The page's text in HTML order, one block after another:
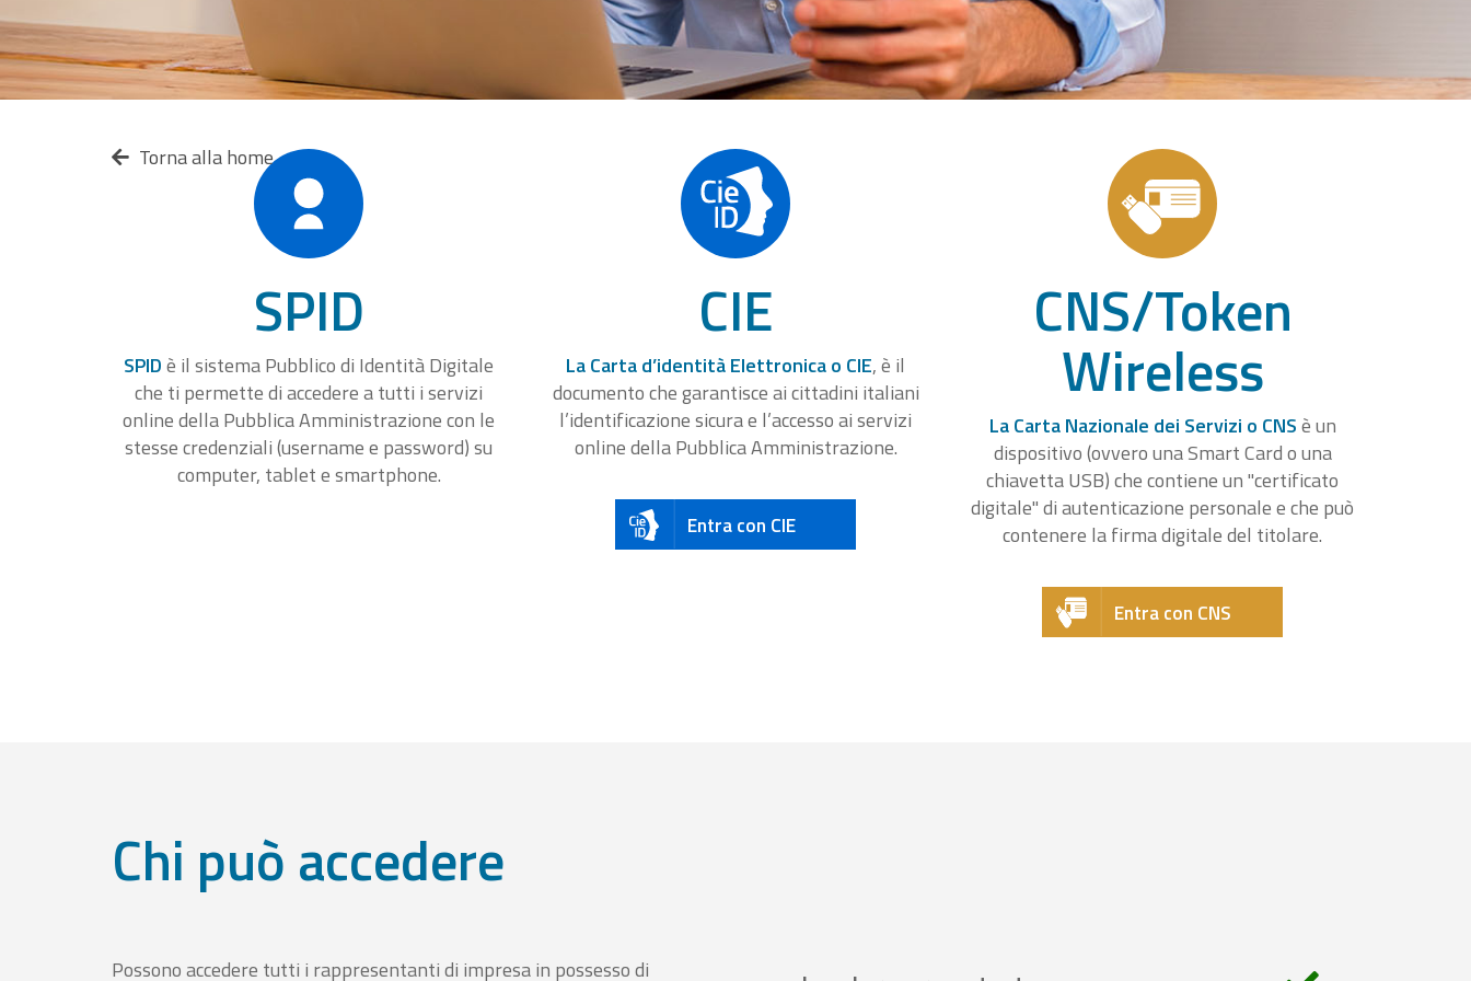
Torna alla home
SPID
SPIDè il sistema Pubblico di Identità Digitale
che ti permette di accedere a tutti i servizi
online della Pubblica Amministrazione con le
stesse credenziali (username e password) su
computer, tablet e smartphone.
CIE
La Carta d’identità Elettronica o CIE, è il
documento che garantisce ai cittadini italiani
l’identificazione sicura e l’accesso ai servizi
online della Pubblica Amministrazione.
Entra con CIE
CNS/Token
Wireless
La Carta Nazionale dei Servizi o CNSè un
dispositivo (ovvero una Smart Card o una
chiavetta USB) che contiene un "certificato
digitale" di autenticazione personale e che può
contenere la firma digitale del titolare.
Entra con CNS
Chi può accedere
Possono accedere tutti i rappresentanti di impresa in possesso di